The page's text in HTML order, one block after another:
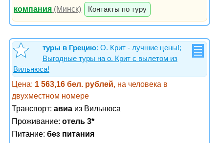
компания (Минск) Контакты по туру
туры в Грецию: О. Крит - лучшие цены!;
Выгодные туры на о. Крит с вылетом из
Вильнюса!
Цена: 1 563,16 бел. рублей, на человека в
двухместном номере
Транспорт: авиа из Вильнюса
Проживание: отель 3*
Питание: без питания